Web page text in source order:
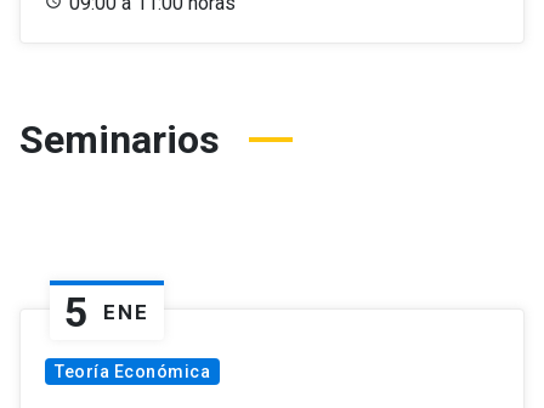
Seminarios
5 ENE
Teoría Económica